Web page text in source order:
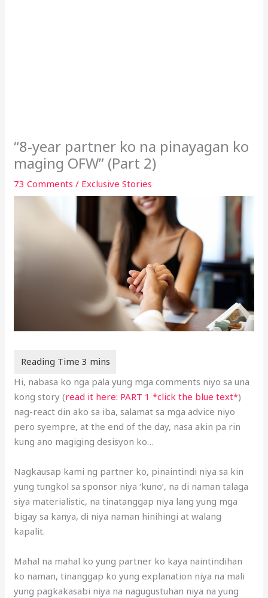
“8-year partner ko na pinayagan ko
maging OFW” (Part 2)
73 Comments / Exclusive Stories
Hi, nabasa ko nga pala yung mga comments niyo sa una
kong story (read it here: PART 1 *click the blue text*)
nag-react din ako sa iba, salamat sa mga advice niyo
pero syempre, at the end of the day, nasa akin pa rin
kung ano magiging desisyon ko…
Nagkausap kami ng partner ko, pinaintindi niya sa kin
yung tungkol sa sponsor niya ‘kuno’, na di naman talaga
siya materialistic, na tinatanggap niya lang yung mga
bigay sa kanya, di niya naman hinihingi at walang
kapalit.
Mahal na mahal ko yung partner ko kaya naintindihan
ko naman, tinanggap ko yung explanation niya na mali
yung pagkakasabi niya na nagugustuhan niya na yung